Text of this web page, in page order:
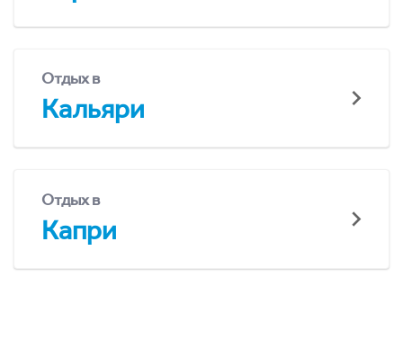
Отдых в
Кальяри
Отдых в
Капри